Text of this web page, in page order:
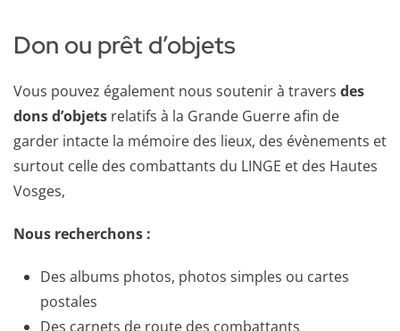
Don ou prêt d’objets
Vous pouvez également nous soutenir à travers des
dons d’objets relatifs à la Grande Guerre afin de
garder intacte la mémoire des lieux, des évènements et
surtout celle des combattants du LINGE et des Hautes
Vosges,
Nous recherchons :
Des albums photos, photos simples ou cartes
postales
Des carnets de route des combattants